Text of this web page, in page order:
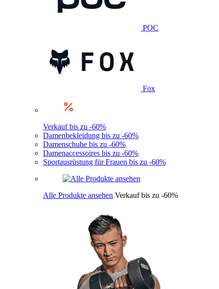
POC
Fox
Verkauf bis zu -60%
Damenbekleidung bis zu -60%
Damenschuhe bis zu -60%
Damenaccessoires bis zu -60%
Sportausrüstung für Frauen bis zu -60%
Alle Produkte ansehen Verkauf bis zu -60%